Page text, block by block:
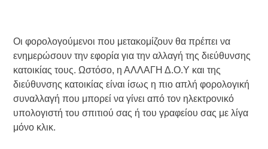
Οι φορολογούμενοι που μετακομίζουν θα πρέπει να
ενημερώσουν την εφορία για την αλλαγή της διεύθυνσης
κατοικίας τους. Ωστόσο, η ΑΛΛΑΓΗ Δ.Ο.Υ και της
διεύθυνσης κατοικίας είναι ίσως η πιο απλή φορολογική
συναλλαγή που μπορεί να γίνει από τον ηλεκτρονικό
υπολογιστή του σπιτιού σας ή του γραφείου σας με λίγα
μόνο κλικ.